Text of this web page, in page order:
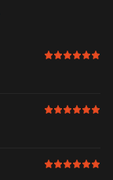
6 av 6 i
6 av 6 i
6 av 6 i